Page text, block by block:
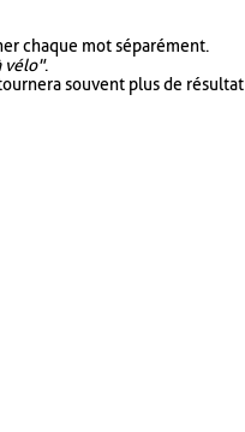
chaque mot séparément.
vélo".
souvent plus de résultat